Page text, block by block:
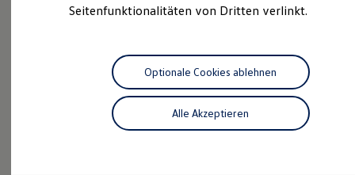
Unser Ansatz
Reichweitensimulator
Ladezeitensimulator
Ladelösungen für Privatkunden
Ladelösungen für Gewerbekunden
Wallbox und Ladekabel
Bidirektionales Laden
Servicetermin anfragen
Seitenfunktionalitäten von Dritten verlinkt.
Alle Akzeptieren
Optionale Cookies ablehnen